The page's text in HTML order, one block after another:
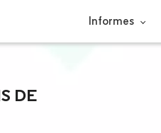
Informes
DE